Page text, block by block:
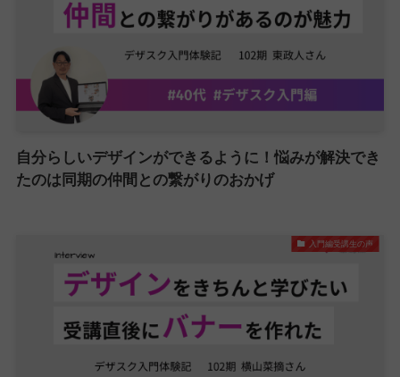
自分らしいデザインができるように！悩みが解決でき
たのは同期の仲間との繋がりのおかげ
入門編受講生の声